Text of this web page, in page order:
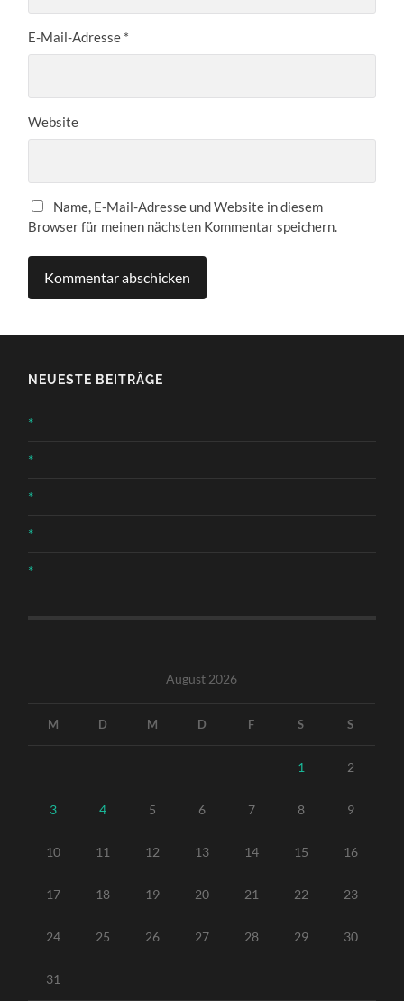
E-Mail-Adresse *
Website
Name, E-Mail-Adresse und Website in diesem
Browser für meinen nächsten Kommentar speichern.
NEUESTE BEITRÄGE
*
*
*
*
*
August 2026
M D M D F S S
1 2
3 4 5 6 7 8 9
10 11 12 13 14 15 16
17 18 19 20 21 22 23
24 25 26 27 28 29 30
31